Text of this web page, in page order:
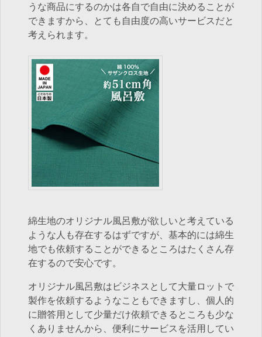
うな商品にするのかは各自で自由に決めることが
できますから、とても自由度の高いサービスだと
考えられます。
綿生地のオリジナル風呂敷が欲しいと考えている
ような人も存在するはずですが、基本的には綿生
地でも依頼することができるところはたくさん存
在するので安心です。
オリジナル風呂敷はビジネスとして大量ロットで
製作を依頼するようなこともできますし、個人的
に贈答用として少量だけ依頼できるところも少な
くありませんから、便利にサービスを活用してい